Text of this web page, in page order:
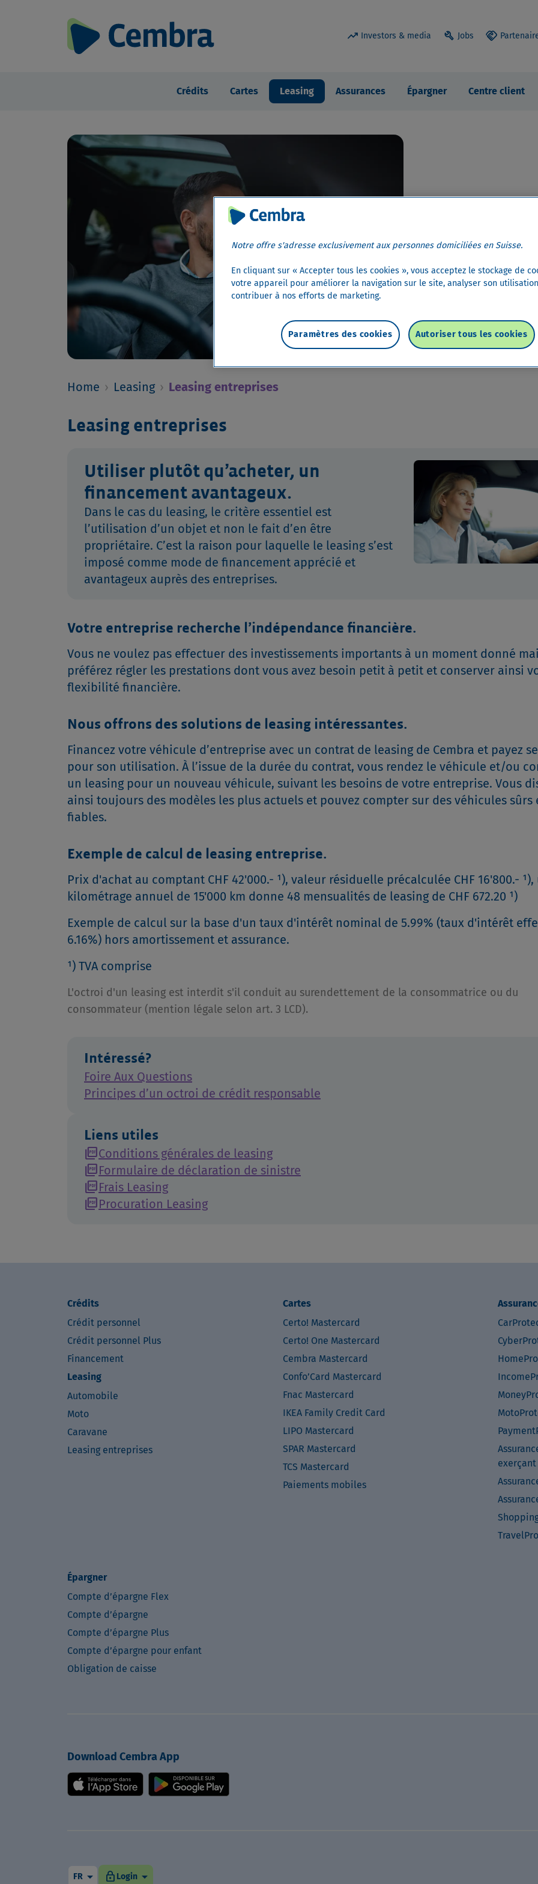
trending_up Investors & media build Jobs handshake
Crédits Cartes Leasing Assurances Épargner Centre client
Home › Leasing › Leasing entreprises
Leasing entreprises
Utiliser plutôt qu’acheter, un
financement avantageux.
Dans le cas du leasing, le critère essentiel est
l’utilisation d’un objet et non le fait d’en être
propriétaire. C’est la raison pour laquelle le leasing s’est
imposé comme mode de financement apprécié et
avantageux auprès des entreprises.
Votre entreprise recherche l’indépendance financière.
Vous ne voulez pas effectuer des investissements importants à un moment donné
préférez régler les prestations dont vous avez besoin petit à petit et conserver ainsi
flexibilité financière.
Nous offrons des solutions de leasing intéressantes.
Financez votre véhicule d’entreprise avec un contrat de leasing de Cembra et payez
pour son utilisation. À l’issue de la durée du contrat, vous rendez le véhicule et/ou
un leasing pour un nouveau véhicule, suivant les besoins de votre entreprise. Vous
ainsi toujours des modèles les plus actuels et pouvez compter sur des véhicules sûrs
fiables.
Exemple de calcul de leasing entreprise.
Prix d'achat au comptant CHF 42'000.- ¹), valeur résiduelle précalculée CHF 16'800.- ¹),
kilométrage annuel de 15'000 km donne 48 mensualités de leasing de CHF 672.20 ¹)
Exemple de calcul sur la base d'un taux d'intérêt nominal de 5.99% (taux d'intérêt
6.16%) hors amortissement et assurance.
¹) TVA comprise
L'octroi d'un leasing est interdit s'il conduit au surendettement de la consommatrice ou du
consommateur (mention légale selon art. 3 LCD).
Intéressé?
Foire Aux Questions
Principes d’un octroi de crédit responsable
Liens utiles
picture_as_pdfConditions générales de leasing
picture_as_pdfFormulaire de déclaration de sinistre
picture_as_pdfFrais Leasing
picture_as_pdfProcuration Leasing
Crédits
Crédit personnel
Crédit personnel Plus
Financement
Leasing
Automobile
Moto
Caravane
Leasing entreprises
Cartes
Certo! Mastercard
Certo! One Mastercard
Cembra Mastercard
Confo’Card Mastercard
Fnac Mastercard
IKEA Family Credit Card
LIPO Mastercard
SPAR Mastercard
TCS Mastercard
Paiements mobiles
Épargner
Compte d’épargne Flex
Compte d’épargne
Compte d’épargne Plus
Compte d’épargne pour enfant
Obligation de caisse
Download Cembra App
arrow_drop_down
FR arrow_drop_down
Login
lock
Notre offre s'adresse exclusivement aux personnes domiciliées en Suisse.
En cliquant sur « Accepter tous les cookies », vous acceptez le stockage de
votre appareil pour améliorer la navigation sur le site, analyser son
contribuer à nos efforts de marketing.
Autoriser tous les cookies
Paramètres des cookies